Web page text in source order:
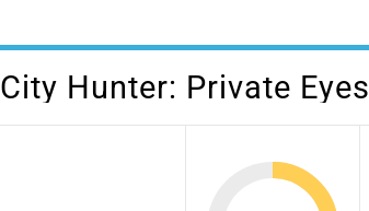
City Hunter: Private Eyes